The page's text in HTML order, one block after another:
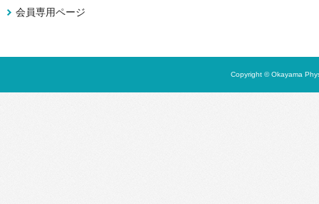
会員専用ページ
Copyright © Okayama